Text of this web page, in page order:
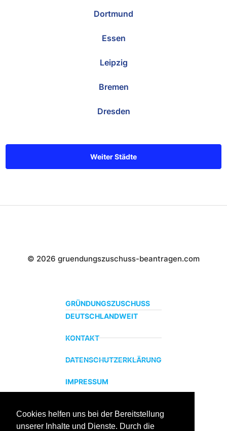
Cookies helfen uns bei der Bereitstellung
unserer Inhalte und Dienste. Durch die
Dortmund
Essen
Leipzig
Bremen
Dresden
Weiter Städte
© 2026 gruendungszuschuss-beantragen.com
GRÜNDUNGSZUSCHUSS
DEUTSCHLANDWEIT
KONTAKT
DATENSCHUTZERKLÄRUNG
IMPRESSUM
ZERTIFIZIERTER BILDUNGSTRÄGER